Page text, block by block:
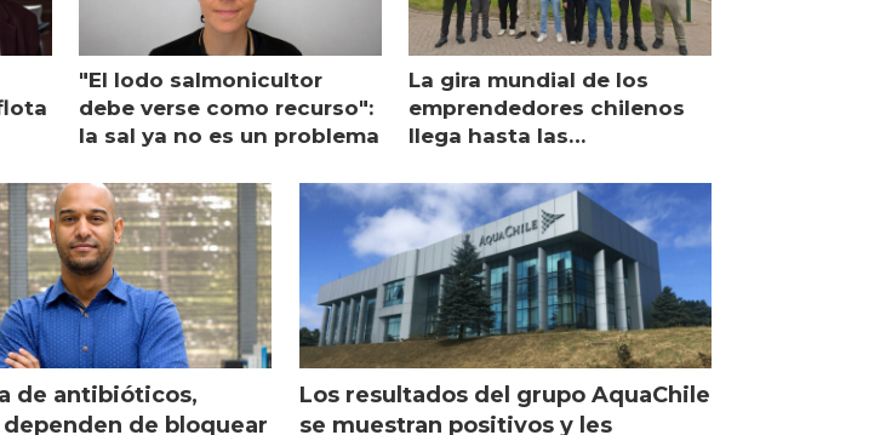
"El lodo salmonicultor
debe verse como recurso":
la sal ya no es un problema
La gira mundial de los
emprendedores chilenos
llega hasta las
Escocia
de antibióticos,
de bloquear
Los resultados del grupo AquaChile
se muestran positivos y les